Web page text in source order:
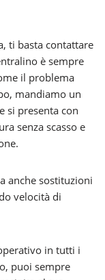
ti basta contattare
è sempre
il problema
mandiamo un
si presenta con
senza scasso e
anche sostituzioni
velocità di
in tutti i
puoi sempre